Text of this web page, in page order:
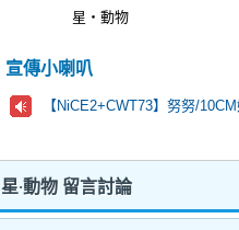
星‧動物
宣傳小喇叭
【NiCE2+CWT73】努努/
星‧動物 留言討論